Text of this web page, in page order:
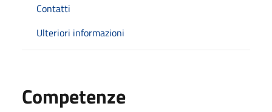
Contatti
Ulteriori informazioni
Competenze